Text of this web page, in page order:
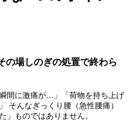
場しのぎの処置で終わら
間に激痛が…」「荷物を持ち上げ
そんなぎっくり腰（急性腰痛）
」ものではありません。